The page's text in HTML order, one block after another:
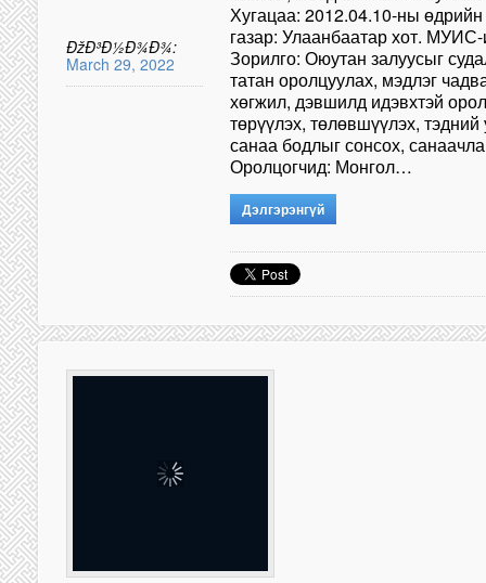
ÐžÐ³Ð½Ð¾Ð¾:
March 29, 2022
Хугацаа: 2012.04.10-ны
газар: Улаанбаатар хот.
Зорилго: Оюутан залуусыг
татан оролцуулах, мэдлэг
хөгжил, дэвшилд идэвхтэй
төрүүлэх, төлөвшүүлэх,
санаа бодлыг сонсох,
Оролцогчид: Монгол…
Дэлгэрэнгүй